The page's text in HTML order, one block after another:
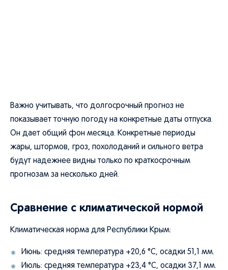
Важно учитывать, что долгосрочный прогноз не
показывает точную погоду на конкретные даты отпуска.
Он дает общий фон месяца. Конкретные периоды
жары, штормов, гроз, похолоданий и сильного ветра
будут надежнее видны только по краткосрочным
прогнозам за несколько дней.
Сравнение с климатической нормой
Климатическая норма для Республики Крым:
Июнь: средняя температура +20,6 °C, осадки 51,1 мм.
Июль: средняя температура +23,4 °C, осадки 37,1 мм.